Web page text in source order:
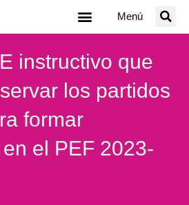
Menú
instructivo que
los partidos
formar
el PEF 2023-